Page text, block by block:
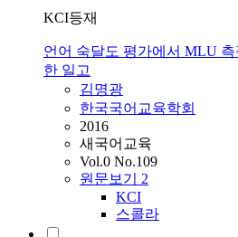
KCI등재
언어 숙달도 평가에서 MLU
한 일고
김명광
한국국어교육학회
2016
새국어교육
Vol.0 No.109
원문보기 2
KCI
스콜라